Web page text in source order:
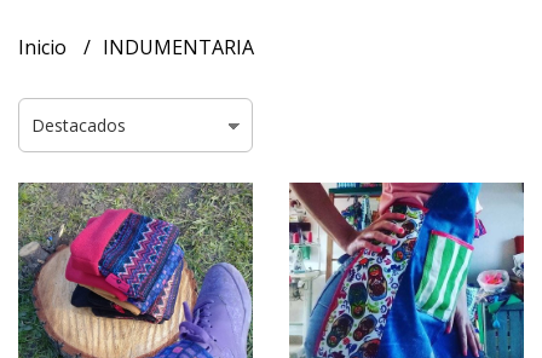
Inicio INDUMENTARIA